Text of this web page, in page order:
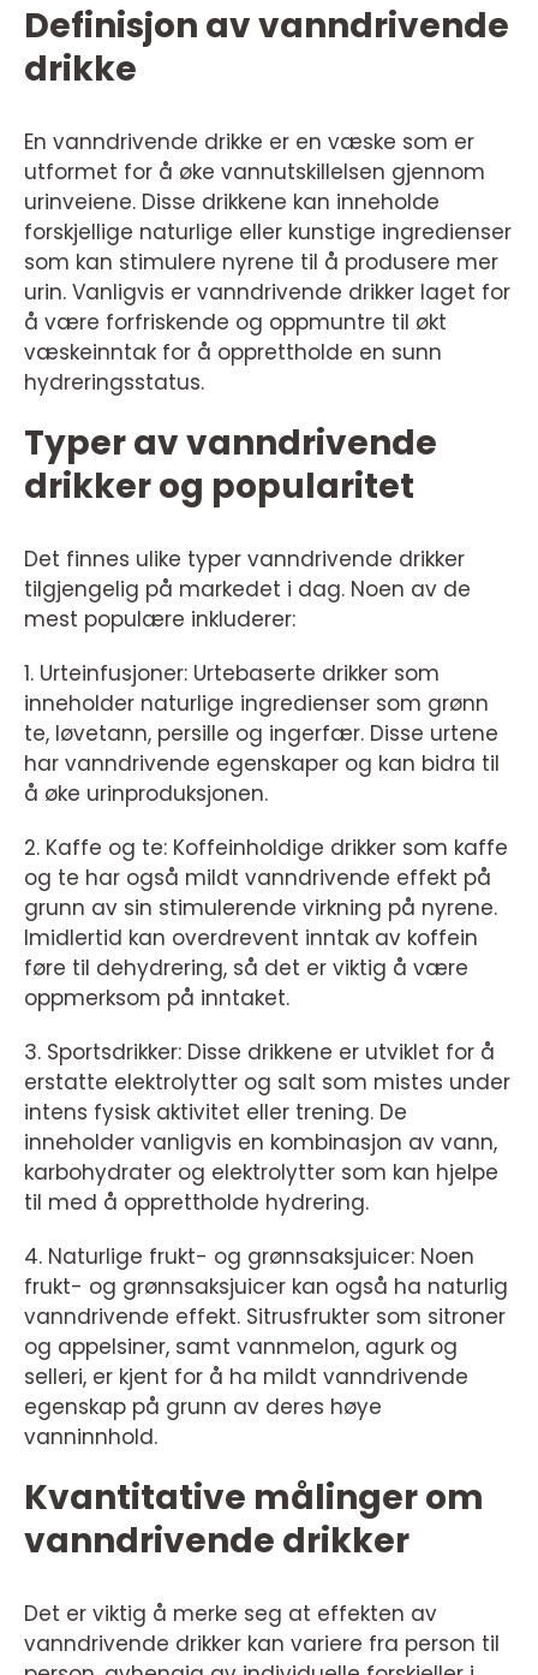
Definisjon av vanndrivende
drikke
En vanndrivende drikke er en væske som er
utformet for å øke vannutskillelsen gjennom
urinveiene. Disse drikkene kan inneholde
forskjellige naturlige eller kunstige ingredienser
som kan stimulere nyrene til å produsere mer
urin. Vanligvis er vanndrivende drikker laget for
å være forfriskende og oppmuntre til økt
væskeinntak for å opprettholde en sunn
hydreringsstatus.
Typer av vanndrivende
drikker og popularitet
Det finnes ulike typer vanndrivende drikker
tilgjengelig på markedet i dag. Noen av de
mest populære inkluderer:
1. Urteinfusjoner: Urtebaserte drikker som
inneholder naturlige ingredienser som grønn
te, løvetann, persille og ingerfær. Disse urtene
har vanndrivende egenskaper og kan bidra til
å øke urinproduksjonen.
2. Kaffe og te: Koffeinholdige drikker som kaffe
og te har også mildt vanndrivende effekt på
grunn av sin stimulerende virkning på nyrene.
Imidlertid kan overdrevent inntak av koffein
føre til dehydrering, så det er viktig å være
oppmerksom på inntaket.
3. Sportsdrikker: Disse drikkene er utviklet for å
erstatte elektrolytter og salt som mistes under
intens fysisk aktivitet eller trening. De
inneholder vanligvis en kombinasjon av vann,
karbohydrater og elektrolytter som kan hjelpe
til med å opprettholde hydrering.
4. Naturlige frukt- og grønnsaksjuicer: Noen
frukt- og grønnsaksjuicer kan også ha naturlig
vanndrivende effekt. Sitrusfrukter som sitroner
og appelsiner, samt vannmelon, agurk og
selleri, er kjent for å ha mildt vanndrivende
egenskap på grunn av deres høye
vanninnhold.
Kvantitative målinger om
vanndrivende drikker
Det er viktig å merke seg at effekten av
vanndrivende drikker kan variere fra person til